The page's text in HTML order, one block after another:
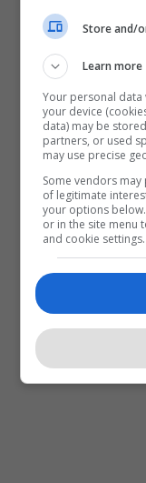
Store and/
Learn more
Your personal
your device
data) may be
partners, or used
may use precise
Some vendors
of legitimate
your options
or in the site menu
and cookie settings.